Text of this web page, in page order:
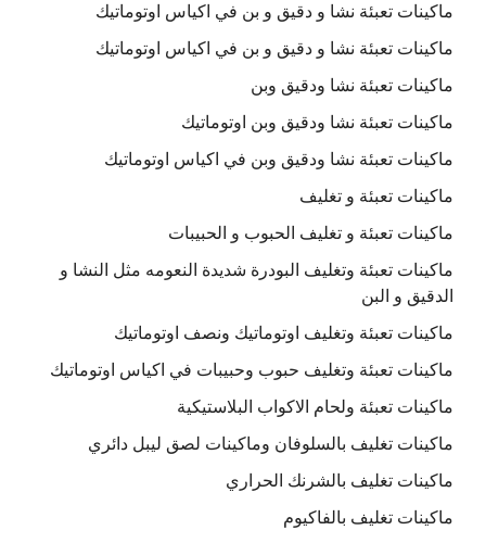
ماكينات تعبئة نشا و دقيق و بن في اكياس اوتوماتيك
ماكينات تعبئة نشا و دقيق و بن في اكياس اوتوماتيك
ماكينات تعبئة نشا ودقيق وبن
ماكينات تعبئة نشا ودقيق وبن اوتوماتيك
ماكينات تعبئة نشا ودقيق وبن في اكياس اوتوماتيك
ماكينات تعبئة و تغليف
ماكينات تعبئة و تغليف الحبوب و الحبيبات
ماكينات تعبئة وتغليف البودرة شديدة النعومه مثل النشا و
الدقيق و البن
ماكينات تعبئة وتغليف اوتوماتيك ونصف اوتوماتيك
ماكينات تعبئة وتغليف حبوب وحبيبات في اكياس اوتوماتيك
ماكينات تعبئة ولحام الاكواب البلاستيكية
ماكينات تغليف بالسلوفان وماكينات لصق ليبل دائري
ماكينات تغليف بالشرنك الحراري
ماكينات تغليف بالفاكيوم